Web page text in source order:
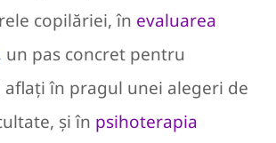
copilăriei, în evaluarea
un pas concret pentru
aflați în pragul unei alegeri de
și în psihoterapia